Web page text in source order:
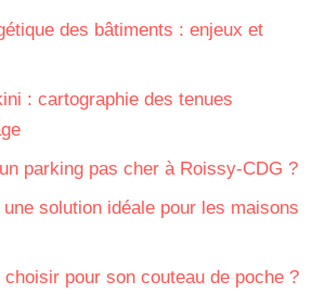
des bâtiments : enjeux et
: cartographie des tenues
parking pas cher à Roissy-CDG ?
solution idéale pour les maisons
pour son couteau de poche ?